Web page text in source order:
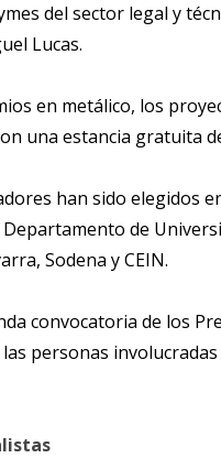
del sector legal y
Lucas.
en metálico, los
una estancia gratuita
han sido elegidos
de
Sodena y CEIN.
convocatoria de los
las personas